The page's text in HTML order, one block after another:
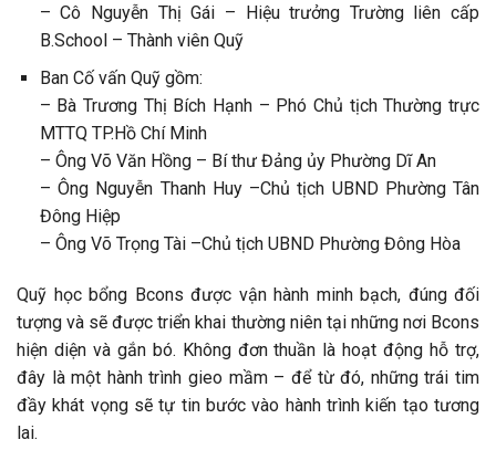
– Cô Nguyễn Thị Gái – Hiệu trưởng Trường liên cấp
B.School – Thành viên Quỹ
Ban Cố vấn Quỹ gồm:
– Bà Trương Thị Bích Hạnh – Phó Chủ tịch Thường trực
MTTQ TP.Hồ Chí Minh
– Ông Võ Văn Hồng – Bí thư Đảng ủy Phường Dĩ An
– Ông Nguyễn Thanh Huy –Chủ tịch UBND Phường Tân
Đông Hiệp
– Ông Võ Trọng Tài –Chủ tịch UBND Phường Đông Hòa
Quỹ học bổng Bcons được vận hành minh bạch, đúng đối
tượng và sẽ được triển khai thường niên tại những nơi Bcons
hiện diện và gắn bó. Không đơn thuần là hoạt động hỗ trợ,
đây là một hành trình gieo mầm – để từ đó, những trái tim
đầy khát vọng sẽ tự tin bước vào hành trình kiến tạo tương
lai.